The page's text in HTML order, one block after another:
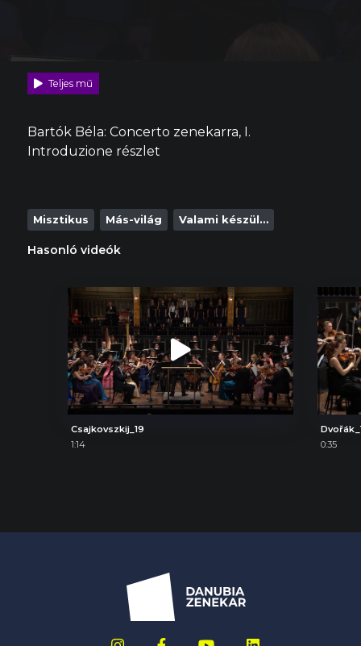
Teljes mű
Bartók Béla: Concerto zenekarra, I.
Introduzione részlet
Misztikus Más-világ Valami készül…
Hasonló videók
Csajkovszkij_19
1:14
0:35